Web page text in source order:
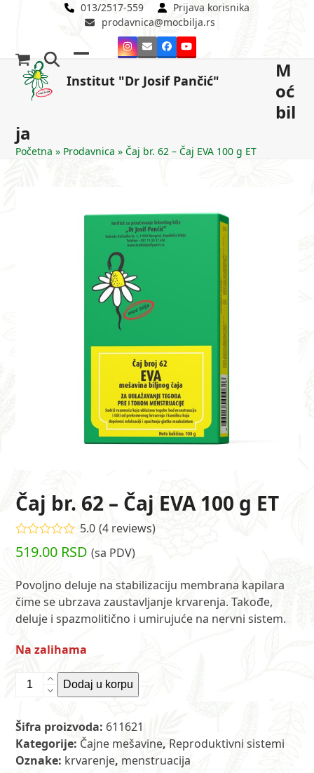
013/2517-559
Prijava korisnika
prodavnica@mocbilja.rs
Instagram
EmailFacebookYouTube
Institut "Dr Josif Pančić"
mobile
mobile
M
oć
bil
ja
Početna » Prodavnica »Čaj br. 62 – Čaj EVA 100 g ET
Čaj br. 62 – Čaj EVA 100 g ET
Ocenjeno
5.00od 5 na
4
ocene kupca
5.0 (4reviews)
519.00 RSD (sa PDV)
Povoljno deluje na stabilizaciju membrana kapilara
čime se ubrzava zaustavljanje krvarenja. Takođe,
deluje i spazmolitično i umirujuće na nervni sistem.
Na zalihama
Čaj
-
Čaj
EVA
Dodaj u korpu
Šifra proizvoda: 611621
Kategorije: Čajne mešavine, Reproduktivni sistemi
Oznake: krvarenje, menstruacija